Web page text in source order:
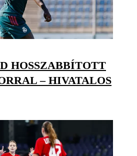
HOSSZABBÍTOTT
– HIVATALOS